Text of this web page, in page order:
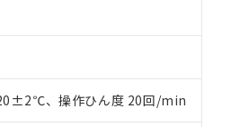
、操作ひん度 20回/min
非含有に対応した製品が提供可能な商
非含有に非対応の商品で、対応品を
の非含有の対応状況を調査中または確
いたものが、含有品と判明した場合